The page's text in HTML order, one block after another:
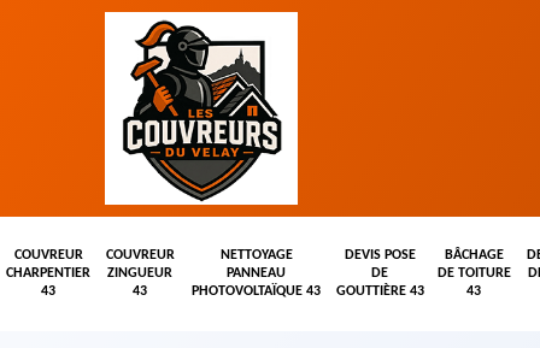
COUVREUR
CHARPENTIER
43
COUVREUR
ZINGUEUR
43
NETTOYAGE
PANNEAU
PHOTOVOLTAÏQUE 43
DEVIS POSE
DE
GOUTTIÈRE 43
BÂCHAGE
DE TOITURE
43